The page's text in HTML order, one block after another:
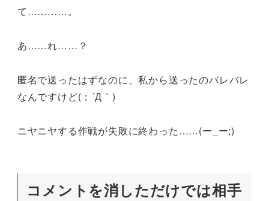
て…………。
あ……れ……？
匿名で送ったはずなのに、私から送ったのバレバレ
なんですけど(；´Д｀)
ニヤニヤする作戦が失敗に終わった……(ー_ー;)
コメントを消しただけでは相手